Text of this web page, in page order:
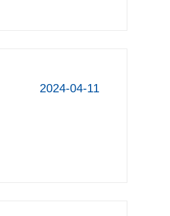
2024-04-11